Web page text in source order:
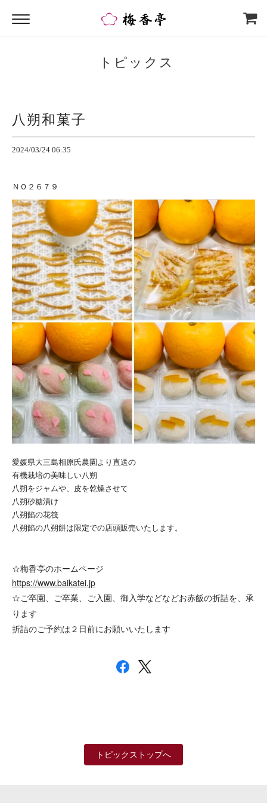
トピックス
八朔和菓子
2024/03/24 06:35
ＮＯ２６７９
愛媛県大三島相原氏農園より直送の
有機栽培の美味しい八朔
八朔をジャムや、皮を乾燥させて
八朔砂糖漬け
八朔餡の花筏
八朔餡の八朔餅は限定での店頭販売いたします。
☆梅香亭のホームページ
https://www.baikatei.jp
☆ご卒園、ご卒業、ご入園、御入学などなどお赤飯の折詰を、承
ります
折詰のご予約は２日前にお願いいたします
トピックストップへ